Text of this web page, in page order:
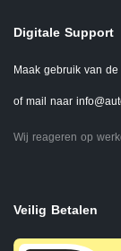
Digitale Support
Maak gebruik van de
of mail naar
Wij reageren op
Veilig Betalen